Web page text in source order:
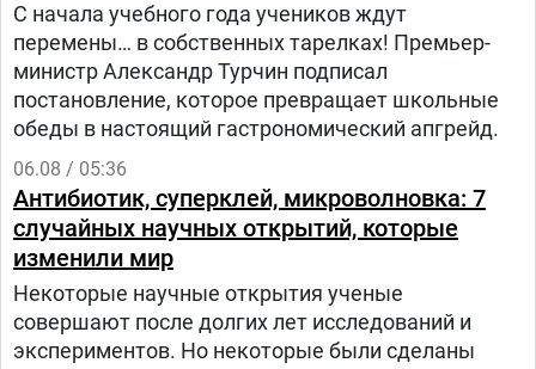
С начала учебного года учеников ждут
перемены… в собственных тарелках! Премьер-
министр Александр Турчин подписал
постановление, которое превращает школьные
обеды в настоящий гастрономический апгрейд.
06.08 / 05:36
Антибиотик, суперклей, микроволновка: 7
случайных научных открытий, которые
изменили мир
Некоторые научные открытия ученые
совершают после долгих лет исследований и
экспериментов. Но некоторые были сделаны